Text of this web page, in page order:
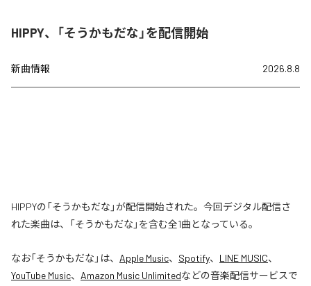
HIPPY、「そうかもだな」を配信開始
新曲情報 2026.8.8
HIPPYの「そうかもだな」が配信開始された。今回デジタル配信さ
れた楽曲は、「そうかもだな」を含む全1曲となっている。
なお「そうかもだな 」は、 Apple Music、 Spotify、 LINE MUSIC、
YouTube Music、 Amazon Music Unlimitedなどの音楽配信サービスで